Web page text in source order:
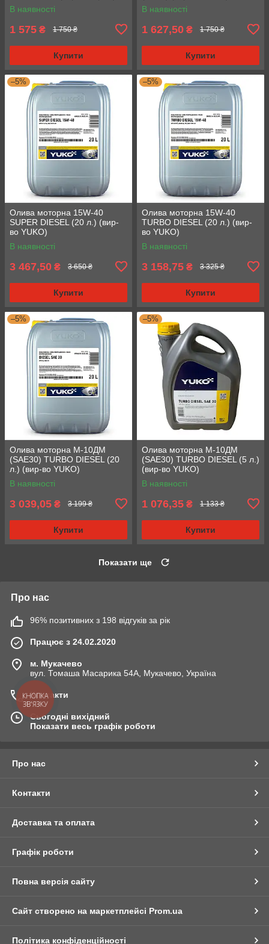
В наявності
1 575 ₴ 1 750 ₴
Купити
В наявності
1 627,50 ₴ 1 750 ₴
Купити
–5%
Олива моторна 15W-40
SUPER DIESEL (20 л.) (вир-
во YUKO)
В наявності
3 467,50 ₴ 3 650 ₴
Купити
–5%
Олива моторна 15W-40
TURBO DIESEL (20 л.) (вир-
во YUKO)
В наявності
3 158,75 ₴ 3 325 ₴
Купити
–5%
Олива моторна М-10ДМ
(SAE30) TURBO DIESEL (20
л.) (вир-во YUKO)
В наявності
3 039,05 ₴ 3 199 ₴
Купити
–5%
Олива моторна М-10ДМ
(SAE30) TURBO DIESEL (5 л.)
(вир-во YUKO)
В наявності
1 076,35 ₴ 1 133 ₴
Купити
Показати ще
Про нас
96% позитивних з 198 відгуків за рік
Працює з 24.02.2020
м. Мукачево
вул. Томаша Масарика 54А, Мукачево, Україна
Контакти
Сьогодні вихідний
Показати весь графік роботи
Про нас
Контакти
Доставка та оплата
Графік роботи
Повна версія сайту
Сайт створено на маркетплейсі Prom.ua
Політика конфіденційності
КНОПКА
ЗВ'ЯЗКУ